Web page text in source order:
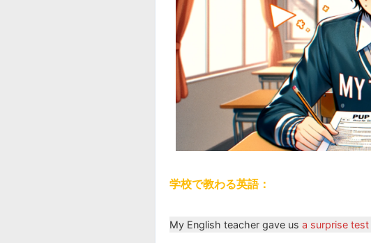
学校で教わる英語：
My English teacher gave us a surprise test